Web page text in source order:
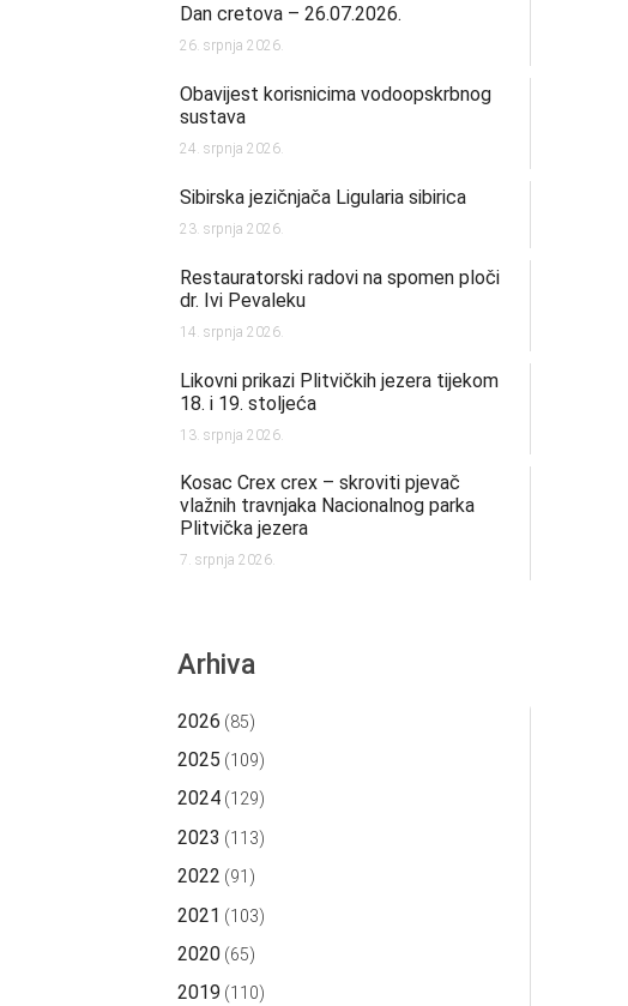
Dan cretova – 26.07.2026.
26. srpnja 2026.
Obavijest korisnicima vodoopskrbnog
sustava
24. srpnja 2026.
Sibirska jezičnjača Ligularia sibirica
23. srpnja 2026.
Restauratorski radovi na spomen ploči
dr. Ivi Pevaleku
14. srpnja 2026.
Likovni prikazi Plitvičkih jezera tijekom
18. i 19. stoljeća
13. srpnja 2026.
Kosac Crex crex – skroviti pjevač
vlažnih travnjaka Nacionalnog parka
Plitvička jezera
7. srpnja 2026.
Arhiva
2026 (85)
2025 (109)
2024 (129)
2023 (113)
2022 (91)
2021 (103)
2020 (65)
2019 (110)